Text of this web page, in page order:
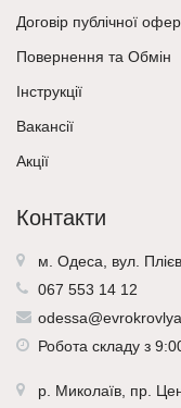
Договір публічної
Повернення та Обмін
Інструкції
Вакансії
Акції
Контакти
м. Одеса, вул.
067 553 14 12
Робота складу з
р. Миколаїв , пр.